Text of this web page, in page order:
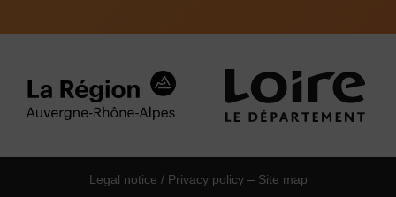
Legal notice / Privacy policy– Site map